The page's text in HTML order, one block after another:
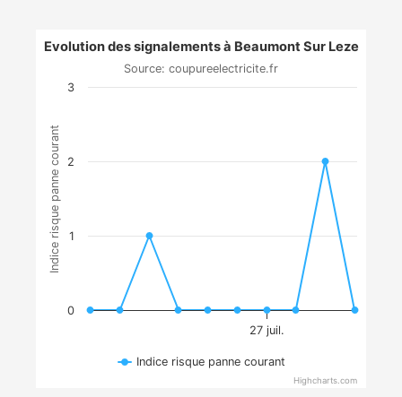
Indice risque panne courant
Evolution des signalements à Beaumont Sur Leze
Source: coupureelectricite.fr
27 juil.
0
1
2
3
Indice risque panne courant
Highcharts.com